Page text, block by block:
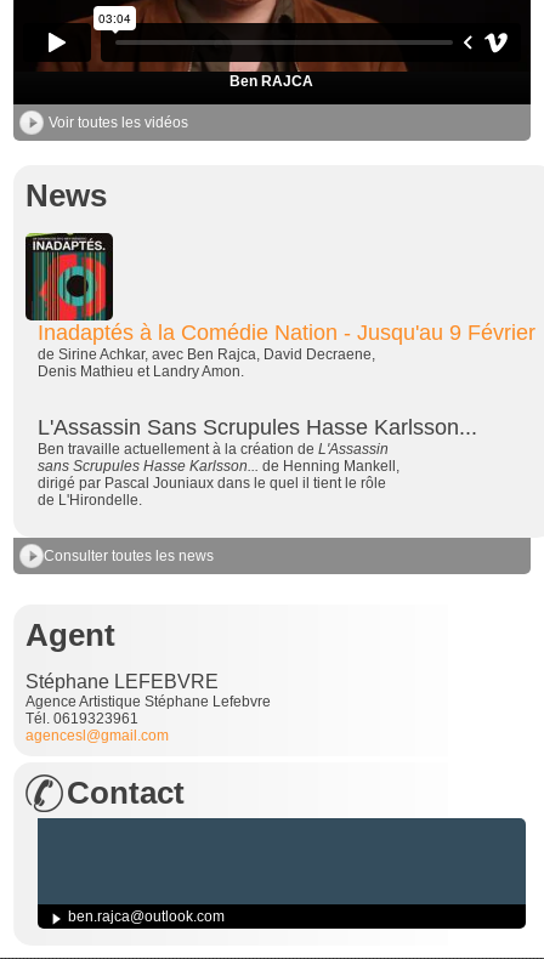
Ben RAJCA
Voir toutes les vidéos
News
Inadaptés à la Comédie Nation - Jusqu'au 9 Février
de Sirine Achkar, avec Ben Rajca, David Decraene,
Denis Mathieu et Landry Amon.
L'Assassin Sans Scrupules Hasse Karlsson...
Ben travaille actuellement à la création deL'Assassin
sans Scrupules Hasse Karlsson...
de Henning Mankell,
dirigé par Pascal Jouniaux dans le quel il tient le rôle
de L'Hirondelle.
Consulter toutes les news
Agent
Stéphane LEFEBVRE
Agence Artistique Stéphane Lefebvre
Tél. 0619323961
agencesl@gmail.com
Contact
ben.rajca@outlook.com